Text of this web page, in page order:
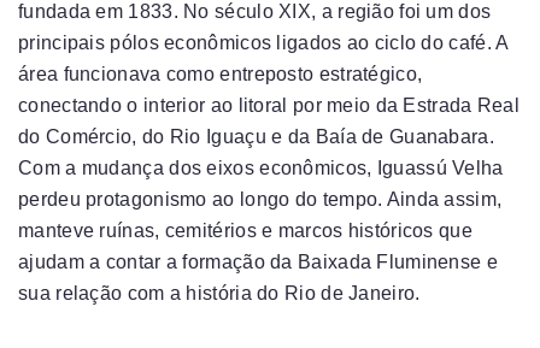
fundada em 1833. No século XIX, a região foi um dos
principais pólos econômicos ligados ao ciclo do café. A
área funcionava como entreposto estratégico,
conectando o interior ao litoral por meio da Estrada Real
do Comércio, do Rio Iguaçu e da Baía de Guanabara.
Com a mudança dos eixos econômicos, Iguassú Velha
perdeu protagonismo ao longo do tempo. Ainda assim,
manteve ruínas, cemitérios e marcos históricos que
ajudam a contar a formação da Baixada Fluminense e
sua relação com a história do Rio de Janeiro.